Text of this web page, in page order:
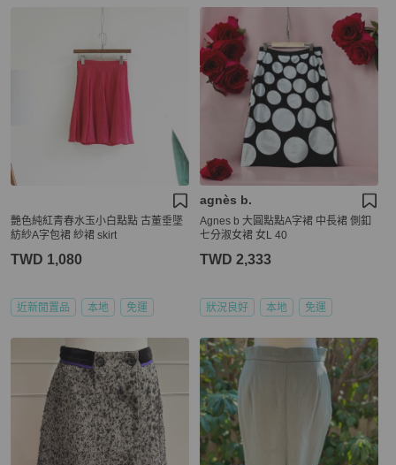
艷色純紅青春水玉小白點點 古董垂墜
紡紗A字包裙 紗裙 skirt
TWD 1,080
近新閒置品 本地 免運
agnès b.
Agnes b 大圓點點A字裙 中長裙 側釦
七分淑女裙 女L 40
TWD 2,333
狀況良好 本地 免運